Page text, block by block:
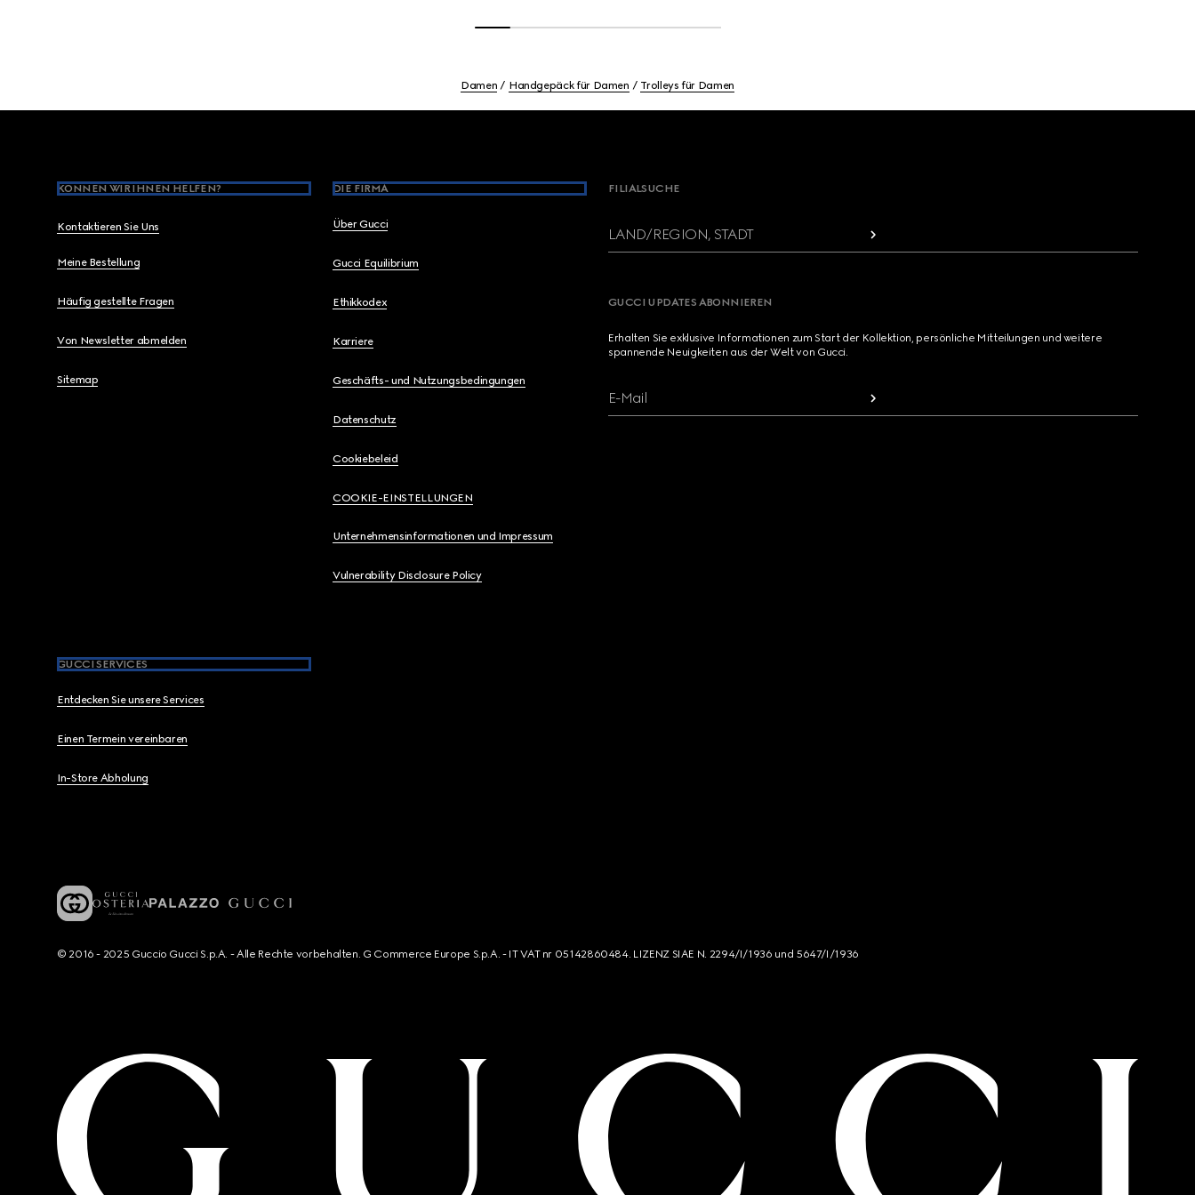
Damen Handgepäck für Damen Trolleys für Damen
KÖNNEN WIR IHNEN HELFEN?
Kontaktieren Sie Uns
Meine Bestellung
Häufig gestellte Fragen
Von Newsletter abmelden
Sitemap
DIE FIRMA
Über Gucci
Gucci Equilibrium
Ethikkodex
Karriere
Geschäfts- und Nutzungsbedingungen
Datenschutz
Cookiebeleid
COOKIE-EINSTELLUNGEN
Unternehmensinformationen und Impressum
Vulnerability Disclosure Policy
GUCCI SERVICES
Entdecken Sie unsere Services
Einen Termein vereinbaren
In-Store Abholung
FILIALSUCHE
LAND/REGION, STADT
GUCCI UPDATES ABONNIEREN
Erhalten Sie exklusive Informationen zum Start der Kollektion, persönliche Mitteilungen und weitere
spannende Neuigkeiten aus der Welt von Gucci.
E-Mail
© 2016 - 2025 Guccio Gucci S.p.A. - Alle Rechte vorbehalten. G Commerce Europe S.p.A. - IT VAT nr 05142860484. LIZENZ SIAE N. 2294/I/1936 und 5647/I/1936